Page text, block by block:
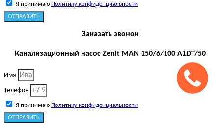
Я принимаю Политику конфиденциальности
ОТПРАВИТЬ
Заказать звонок
Канализационный насос Zenit MAN 150/6/100 A1DT/50
Имя
Телефон
Я принимаю Политику конфиденциальности
ОТПРАВИТЬ